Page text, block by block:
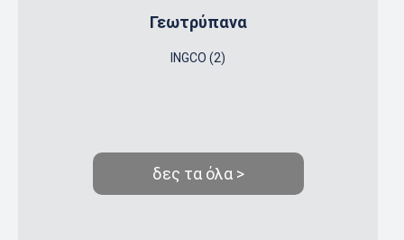
Γεωτρύπανα
INGCO (2)
δες τα όλα >